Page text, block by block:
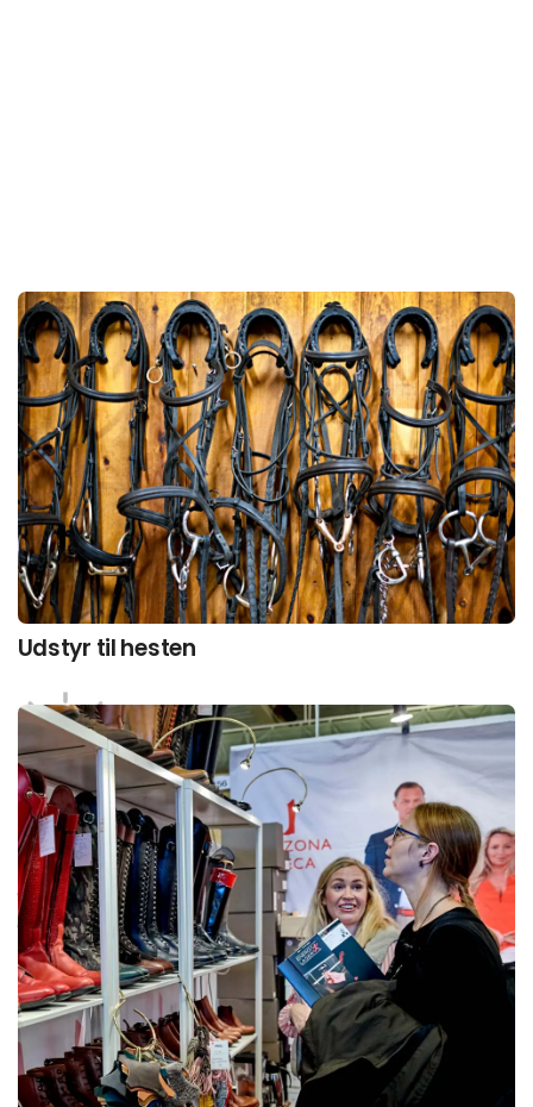
Interesse­områder
Vores platform samler hele branchen ét sted.
Vælg det interesseområde som matcher det du
søger, og få præsenteret leverandører med
produkter og løsninger inden for dette felt.
Se alle udstillere her
Udstyr til hesten